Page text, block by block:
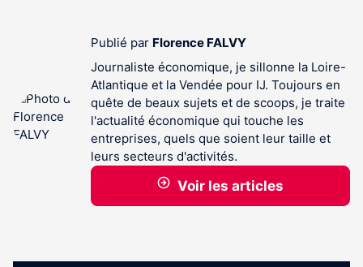
Publié par Florence FALVY
Journaliste économique, je sillonne la Loire-
Atlantique et la Vendée pour IJ. Toujours en
quête de beaux sujets et de scoops, je traite
l'actualité économique qui touche les
entreprises, quels que soient leur taille et
leurs secteurs d'activités.
Voir les articles